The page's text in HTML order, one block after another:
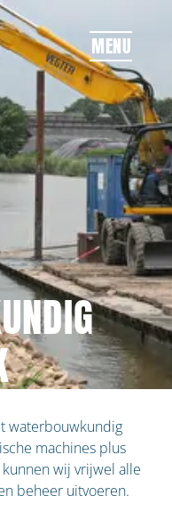
MENU
waterbouwkundig
machines plus
wij vrijwel alle
beheer uitvoeren.